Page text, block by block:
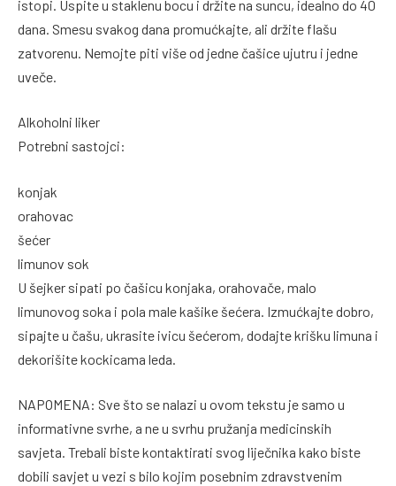
istopi. Uspite u staklenu bocu i držite na suncu, idealno do 40
dana. Smesu svakog dana promućkajte, ali držite flašu
zatvorenu. Nemojte piti više od jedne čašice ujutru i jedne
uveče.
Alkoholni liker
Potrebni sastojci:
konjak
orahovac
šećer
limunov sok
U šejker sipati po čašicu konjaka, orahovače, malo
limunovog soka i pola male kašike šećera. Izmućkajte dobro,
sipajte u čašu, ukrasite ivicu šećerom, dodajte krišku limuna i
dekorišite kockicama leda.
NAPOMENA: Sve što se nalazi u ovom tekstu je samo u
informativne svrhe, a ne u svrhu pružanja medicinskih
savjeta. Trebali biste kontaktirati svog liječnika kako biste
dobili savjet u vezi s bilo kojim posebnim zdravstvenim